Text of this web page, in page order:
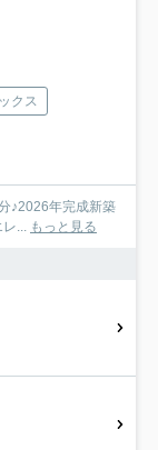
クス
♪2026年完成新築
...
もっと見る